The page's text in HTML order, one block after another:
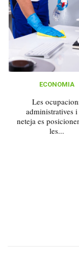
ECONOMIA
Les
administratives
neteja es
les...